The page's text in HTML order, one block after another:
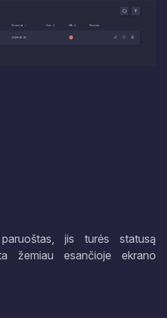
jis turės statusą
žemiau esančioje ekrano